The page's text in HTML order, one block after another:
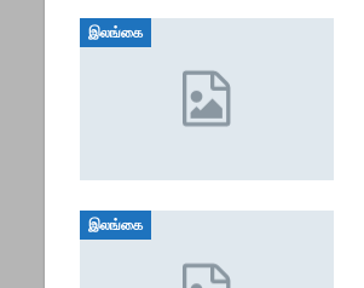
இலங்கை
இலங்கை